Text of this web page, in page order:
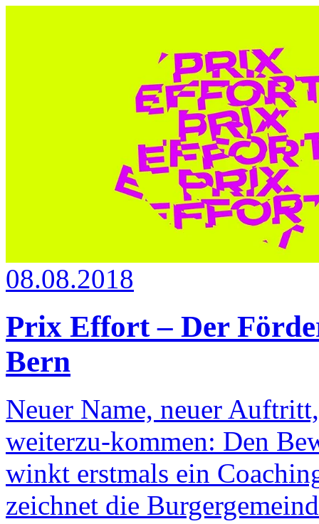
08.08.2018
Prix Effort – Der
Bern
Neuer Name, neuer
weiterzu-kommen: Den
winkt erstmals ein
zeichnet die